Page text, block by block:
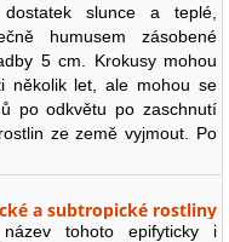
slunce a teplé,
humusem zásobené
5 cm. Krokusy mohou
několik let, ale mohou se
po odkvětu po zaschnutí
ze země vyjmout. Po
a subtropické rostliny
tohoto epifyticky i